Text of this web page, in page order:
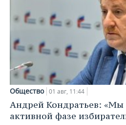
Общество 01 авг, 11:44
Андрей Кондратьев: «Мы
активной фазе